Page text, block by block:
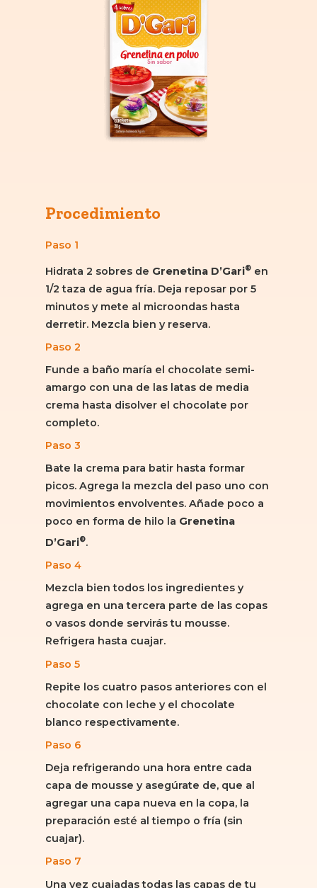
Procedimiento
Paso 1
Hidrata 2 sobres de Grenetina D’Gari® en
1/2 taza de agua fría. Deja reposar por 5
minutos y mete al microondas hasta
derretir. Mezcla bien y reserva.
Paso 2
Funde a baño maría el chocolate semi-
amargo con una de las latas de media
crema hasta disolver el chocolate por
completo.
Paso 3
Bate la crema para batir hasta formar
picos. Agrega la mezcla del paso uno con
movimientos envolventes. Añade poco a
poco en forma de hilo la Grenetina
D’Gari®.
Paso 4
Mezcla bien todos los ingredientes y
agrega en una tercera parte de las copas
o vasos donde servirás tu mousse.
Refrigera hasta cuajar.
Paso 5
Repite los cuatro pasos anteriores con el
chocolate con leche y el chocolate
blanco respectivamente.
Paso 6
Deja refrigerando una hora entre cada
capa de mousse y asegúrate de, que al
agregar una capa nueva en la copa, la
preparación esté al tiempo o fría (sin
cuajar).
Paso 7
Una vez cuajadas todas las capas de tu